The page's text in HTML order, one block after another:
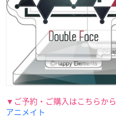
▼ご予約・ご購入はこちらから
アニメイト